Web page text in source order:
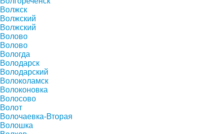
Волжск
Волжский
Волжский
Волово
Волово
Вологда
Володарск
Володарский
Волоколамск
Волоконовка
Волосово
Волот
Волочаевка-Вторая
Волошка